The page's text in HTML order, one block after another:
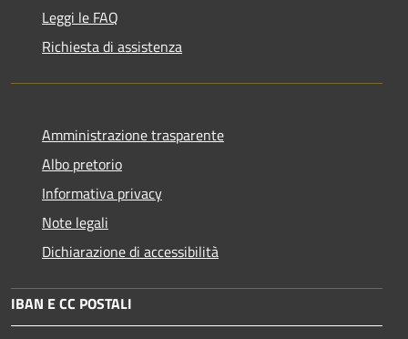
Leggi le FAQ
Richiesta di assistenza
Amministrazione trasparente
Albo pretorio
Informativa privacy
Note legali
Dichiarazione di accessibilità
IBAN E CC POSTALI